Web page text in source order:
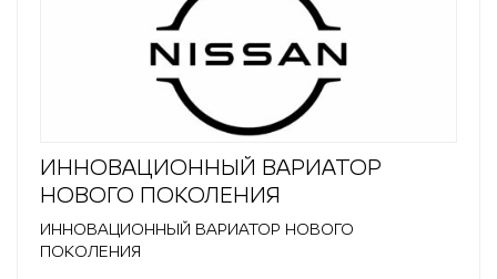
ИННОВАЦИОННЫЙ ВАРИАТОР
НОВОГО ПОКОЛЕНИЯ
ИННОВАЦИОННЫЙ ВАРИАТОР НОВОГО
ПОКОЛЕНИЯ